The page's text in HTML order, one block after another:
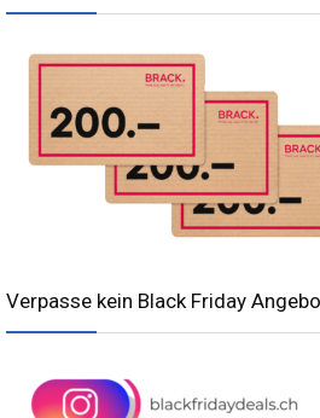
Verpasse kein Black Friday